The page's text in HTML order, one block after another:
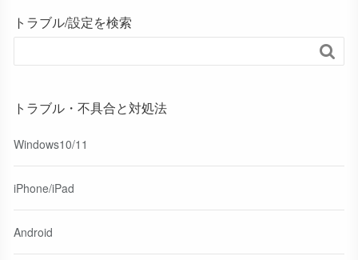
トラブル/設定を検索

トラブル・不具合と対処法
Windows10/11
iPhone/iPad
Android